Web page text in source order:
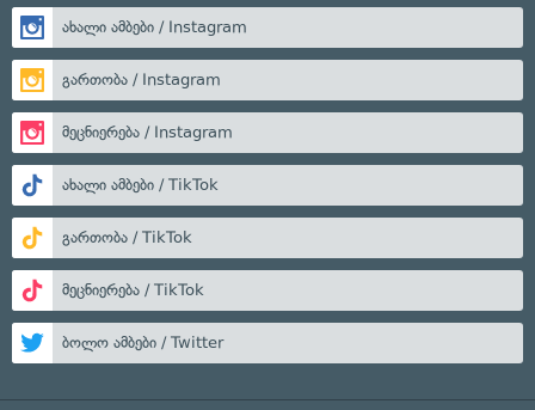
ახალი ამბები / Instagram
გართობა / Instagram
მეცნიერება / Instagram
ახალი ამბები / TikTok
გართობა / TikTok
მეცნიერება / TikTok
ბოლო ამბები / Twitter